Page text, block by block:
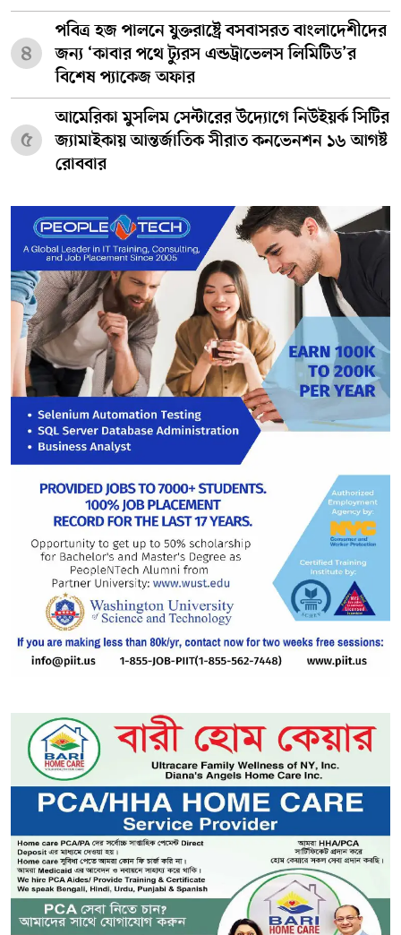
৪
পবিত্র হজ পালনে যুক্তরাষ্ট্রে বসবাসরত বাংলাদেশীদের
জন্য ‘কাবার পথে ট্যুরস এন্ডট্রাভেলস লিমিটিড’র
বিশেষ প্যাকেজ অফার
৫
আমেরিকা মুসলিম সেন্টারের উদ্যোগে নিউইয়র্ক সিটির
জ্যামাইকায় আন্তর্জাতিক সীরাত কনভেনশন ১৬ আগষ্ট
রোববার